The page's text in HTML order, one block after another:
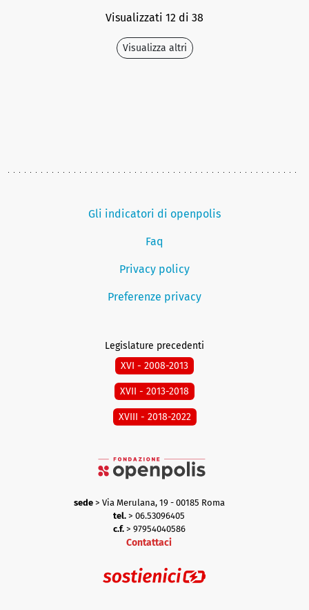
Visualizzati 12 di 38
Visualizza altri
Gli indicatori di openpolis
Faq
Privacy policy
Preferenze privacy
Legislature precedenti
XVI - 2008-2013
XVII - 2013-2018
XVIII - 2018-2022
sede> Via Merulana, 19 - 00185 Roma
tel. > 06.53096405
c.f.> 97954040586
Contattaci